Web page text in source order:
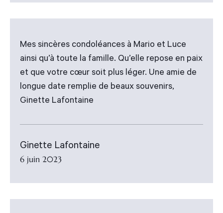
Mes sincères condoléances à Mario et Luce
ainsi qu’à toute la famille. Qu’elle repose en paix
et que votre cœur soit plus léger. Une amie de
longue date remplie de beaux souvenirs,
Ginette Lafontaine
Ginette Lafontaine
6 juin 2023